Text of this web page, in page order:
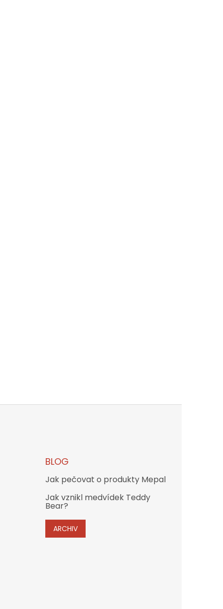
BLOG
Jak pečovat o produkty Mepal
Jak vznikl medvídek Teddy
Bear?
ARCHIV